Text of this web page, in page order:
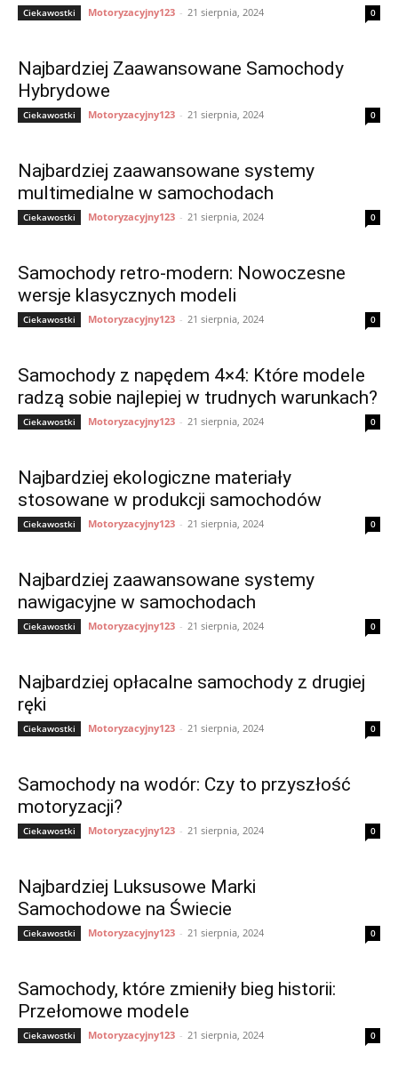
Ciekawostki Motoryzacyjny123 - 21 sierpnia, 2024 0
Najbardziej Zaawansowane Samochody
Hybrydowe
Ciekawostki Motoryzacyjny123 - 21 sierpnia, 2024 0
Najbardziej zaawansowane systemy
multimedialne w samochodach
Ciekawostki Motoryzacyjny123 - 21 sierpnia, 2024 0
Samochody retro-modern: Nowoczesne
wersje klasycznych modeli
Ciekawostki Motoryzacyjny123 - 21 sierpnia, 2024 0
Samochody z napędem 4×4: Które modele
radzą sobie najlepiej w trudnych warunkach?
Ciekawostki Motoryzacyjny123 - 21 sierpnia, 2024 0
Najbardziej ekologiczne materiały
stosowane w produkcji samochodów
Ciekawostki Motoryzacyjny123 - 21 sierpnia, 2024 0
Najbardziej zaawansowane systemy
nawigacyjne w samochodach
Ciekawostki Motoryzacyjny123 - 21 sierpnia, 2024 0
Najbardziej opłacalne samochody z drugiej
ręki
Ciekawostki Motoryzacyjny123 - 21 sierpnia, 2024 0
Samochody na wodór: Czy to przyszłość
motoryzacji?
Ciekawostki Motoryzacyjny123 - 21 sierpnia, 2024 0
Najbardziej Luksusowe Marki
Samochodowe na Świecie
Ciekawostki Motoryzacyjny123 - 21 sierpnia, 2024 0
Samochody, które zmieniły bieg historii:
Przełomowe modele
Ciekawostki Motoryzacyjny123 - 21 sierpnia, 2024 0